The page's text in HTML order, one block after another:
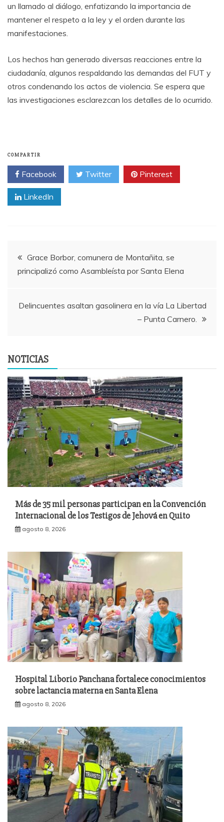
un llamado al diálogo, enfatizando la importancia de
mantener el respeto a la ley y el orden durante las
manifestaciones.
Los hechos han generado diversas reacciones entre la
ciudadanía, algunos respaldando las demandas del FUT y
otros condenando los actos de violencia. Se espera que
las investigaciones esclarezcan los detalles de lo ocurrido.
COMPARTIR
Facebook Twitter Pinterest
LinkedIn
Navegación
de
entradas
Grace Borbor, comunera de Montañita, se
principalizó como Asambleísta por Santa Elena
Delincuentes asaltan gasolinera en la vía La Libertad
– Punta Carnero.
NOTICIAS
Más de 35 mil personas participan en la Convención
Internacional de los Testigos de Jehová en Quito
agosto 8, 2026
Hospital Liborio Panchana fortalece conocimientos
sobre lactancia materna en Santa Elena
agosto 8, 2026